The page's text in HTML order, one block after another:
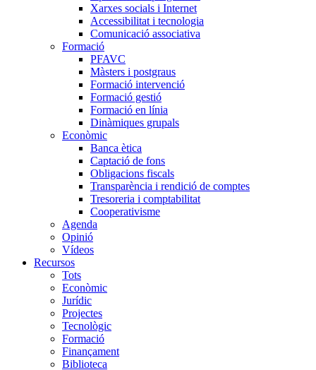
Xarxes socials i Internet
Accessibilitat i tecnologia
Comunicació associativa
Formació
PFAVC
Màsters i postgraus
Formació intervenció
Formació gestió
Formació en línia
Dinàmiques grupals
Econòmic
Banca ètica
Captació de fons
Obligacions fiscals
Transparència i rendició de comptes
Tresoreria i comptabilitat
Cooperativisme
Agenda
Opinió
Vídeos
Recursos
Tots
Econòmic
Jurídic
Projectes
Tecnològic
Formació
Finançament
Biblioteca